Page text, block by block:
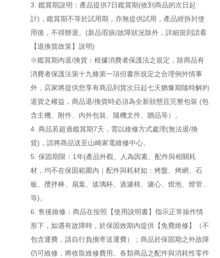
3. 鑑賞期說明：產品提供7日鑑賞期(收到商品的次日起
計)，鑑賞期不等於試用期，亦無提供試用，產品經拆封使
用後，不得辦退。(新品瑕疵/故障狀況除外，詳細規則請看
【退換貨政策】說明)
※鑑賞期內退/換貨：根據消費者保護法之規定，除商品有
消費者保護法第十九條第一項但書所規定之合理例外情事
外，店家將提供您享有商品到貨次日起七天猶豫期隨時解約
退貨之權益，商品退/換貨時必須為全新狀態且完整包裝 (包
含主機、附件、內外包裝、隨機文件、贈品等）。
4. 商品若超過鑑賞期7天，需以維修方式處理(無法退/換
貨)，請將商品送至山崎家電維修中心。
5. 保固期限：1年(產品外觀、人為因素、配件與相關耗
材，均不在保固範圍內｜配件與耗材如：烤盤、烤網、石
板、攪拌棒、扇葉、玻璃杯、過濾棉、濾心、燈泡、燈管..
等)。
6. 售後維修：商品在按照【使用說明書】指示正常操作情
形下，如遇有故障時，於保固效期內提供【免費維修】（不
包含運費，請自行負擔寄送運費）；商品於保固期之外故障
仍可維修，將收取維修費用。各類商品之配件與消耗性零件